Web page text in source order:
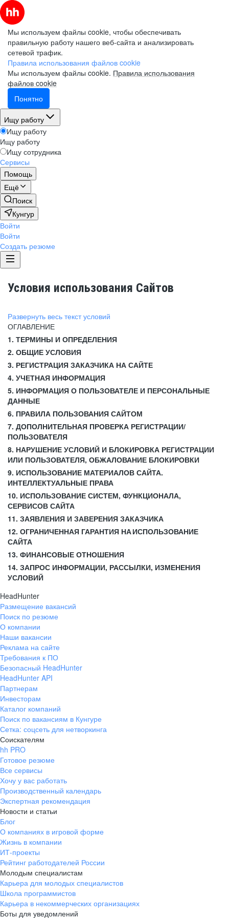
Мы используем файлы cookie, чтобы обеспечивать
правильную работу нашего веб-сайта и анализировать
сетевой трафик.
Правила использования файлов cookie
Мы используем файлы cookie. Правила использования
файлов cookie
Понятно
Ищу работу
Ищу работу
Ищу работу
Ищу сотрудника
Сервисы
Помощь
Ещё
Поиск
Кунгур
Войти
Войти
Создать резюме
Условия использования Сайтов
Развернуть весь текст условий
ОГЛАВЛЕНИЕ
1. ТЕРМИНЫ И ОПРЕДЕЛЕНИЯ
2. ОБЩИЕ УСЛОВИЯ
3. РЕГИСТРАЦИЯ ЗАКАЗЧИКА НА САЙТЕ
4. УЧЕТНАЯ ИНФОРМАЦИЯ
5. ИНФОРМАЦИЯ О ПОЛЬЗОВАТЕЛЕ И ПЕРСОНАЛЬНЫЕ
ДАННЫЕ
6. ПРАВИЛА ПОЛЬЗОВАНИЯ САЙТОМ
7. ДОПОЛНИТЕЛЬНАЯ ПРОВЕРКА РЕГИСТРАЦИИ/
ПОЛЬЗОВАТЕЛЯ
8. НАРУШЕНИЕ УСЛОВИЙ И БЛОКИРОВКА РЕГИСТРАЦИИ
ИЛИ ПОЛЬЗОВАТЕЛЯ, ОБЖАЛОВАНИЕ БЛОКИРОВКИ
9. ИСПОЛЬЗОВАНИЕ МАТЕРИАЛОВ САЙТА.
ИНТЕЛЛЕКТУАЛЬНЫЕ ПРАВА
10. ИСПОЛЬЗОВАНИЕ СИСТЕМ, ФУНКЦИОНАЛА,
СЕРВИСОВ САЙТА
11. ЗАЯВЛЕНИЯ И ЗАВЕРЕНИЯ ЗАКАЗЧИКА
12. ОГРАНИЧЕННАЯ ГАРАНТИЯ НА ИСПОЛЬЗОВАНИЕ
САЙТА
13. ФИНАНСОВЫЕ ОТНОШЕНИЯ
14. ЗАПРОС ИНФОРМАЦИИ, РАССЫЛКИ, ИЗМЕНЕНИЯ
УСЛОВИЙ
HeadHunter
Размещение вакансий
Поиск по резюме
О компании
Наши вакансии
Реклама на сайте
Требования к ПО
Безопасный HeadHunter
HeadHunter API
Партнерам
Инвесторам
Каталог компаний
Поиск по вакансиям в Кунгуре
Сетка: соцсеть для нетворкинга
Соискателям
hh PRO
Готовое резюме
Все сервисы
Хочу у вас работать
Производственный календарь
Экспертная рекомендация
Новости и статьи
Блог
О компаниях в игровой форме
Жизнь в компании
ИТ-проекты
Рейтинг работодателей России
Молодым специалистам
Карьера для молодых специалистов
Школа программистов
Карьера в некоммерческих организациях
Боты для уведомлений